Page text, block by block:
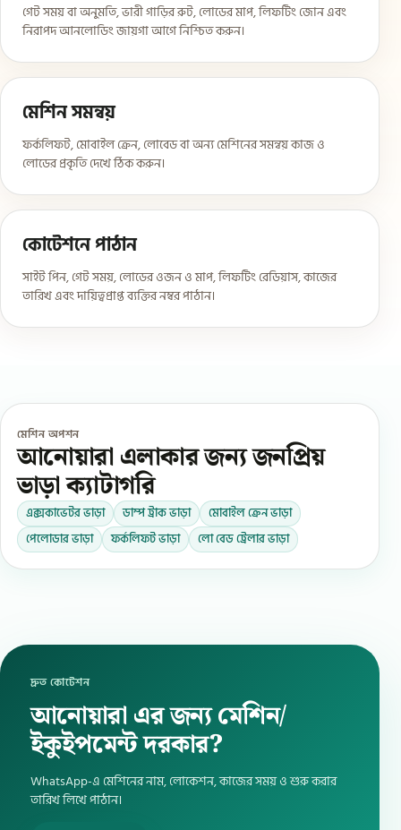
গেট সময় বা অনুমতি, ভারী গাড়ির রুট, লোডের মাপ, লিফটিং জোন এবং
নিরাপদ আনলোডিং জায়গা আগে নিশ্চিত করুন।
মেশিন সমন্বয়
ফর্কলিফট, মোবাইল ক্রেন, লোবেড বা অন্য মেশিনের সমন্বয় কাজ ও
লোডের প্রকৃতি দেখে ঠিক করুন।
কোটেশনে পাঠান
সাইট পিন, গেট সময়, লোডের ওজন ও মাপ, লিফটিং রেডিয়াস, কাজের
তারিখ এবং দায়িত্বপ্রাপ্ত ব্যক্তির নম্বর পাঠান।
মেশিন অপশন
আনোয়ারা এলাকার জন্য জনপ্রিয়
ভাড়া ক্যাটাগরি
এক্সকাভেটর ভাড়া ডাম্প ট্রাক ভাড়া
মোবাইল ক্রেন ভাড়া
পেলোডার ভাড়া
ফর্কলিফট ভাড়া লো বেড ট্রেলার ভাড়া
দ্রুত কোটেশন
আনোয়ারা এর জন্য মেশিন/
ইকুইপমেন্ট দরকার?
WhatsApp-এ মেশিনের নাম, লোকেশন, কাজের সময় ও শুরু করার
তারিখ লিখে পাঠান।